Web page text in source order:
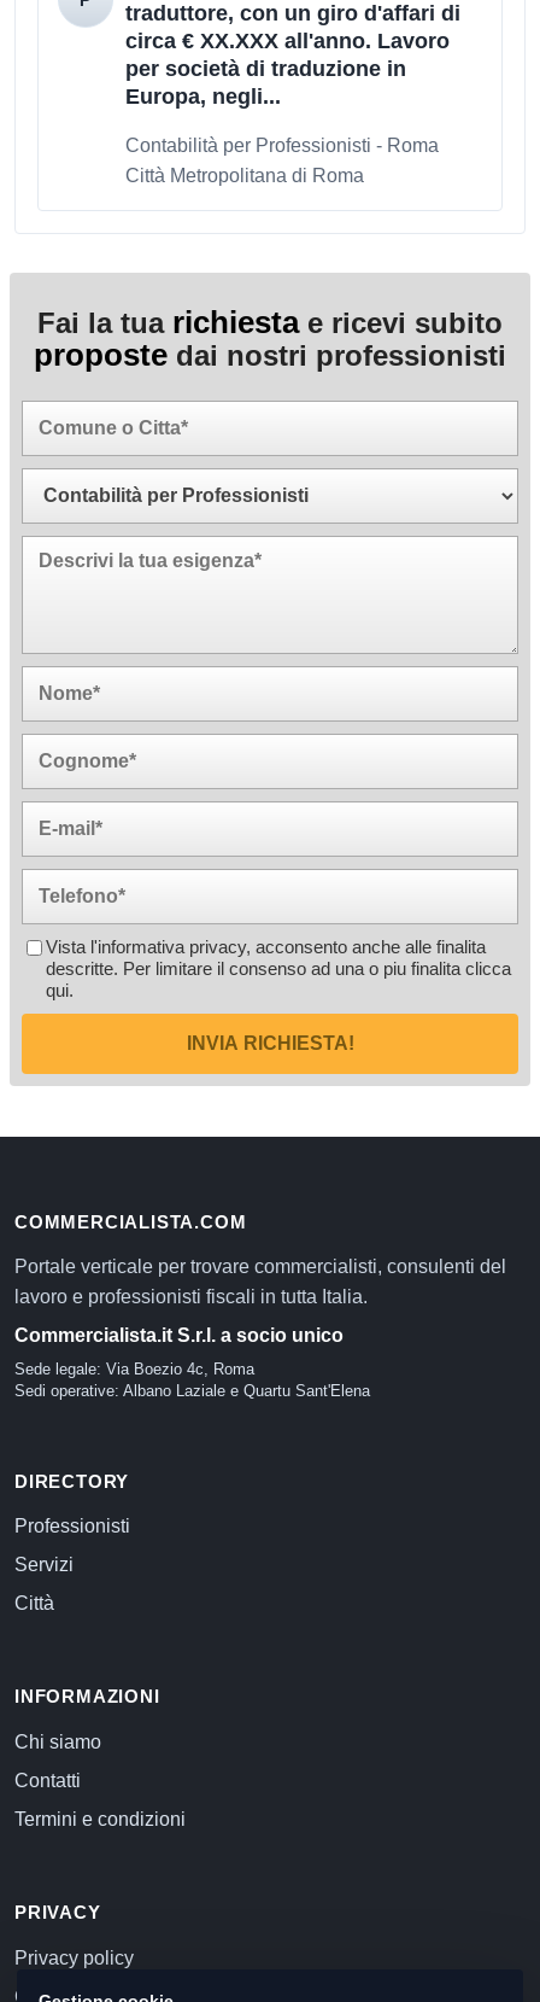
traduttore, con un giro d'affari di
circa € XX.XXX all'anno. Lavoro
per società di traduzione in
Europa, negli...
Contabilità per Professionisti - Roma
Città Metropolitana di Roma
Fai la tua richiestae ricevi subito
proposte dai nostri professionisti
Vista l'informativa privacy, acconsento anche alle finalita
descritte. Per limitare il consenso ad una o piu finalita clicca
qui.
INVIA RICHIESTA!
COMMERCIALISTA.COM
Portale verticale per trovare commercialisti, consulenti del
lavoro e professionisti fiscali in tutta Italia.
Commercialista.it S.r.l. a socio unico
Sede legale: Via Boezio 4c, Roma
Sedi operative: Albano Laziale e Quartu Sant'Elena
DIRECTORY
Professionisti
Servizi
Città
INFORMAZIONI
Chi siamo
Contatti
Termini e condizioni
PRIVACY
Privacy policy
Cookie policy